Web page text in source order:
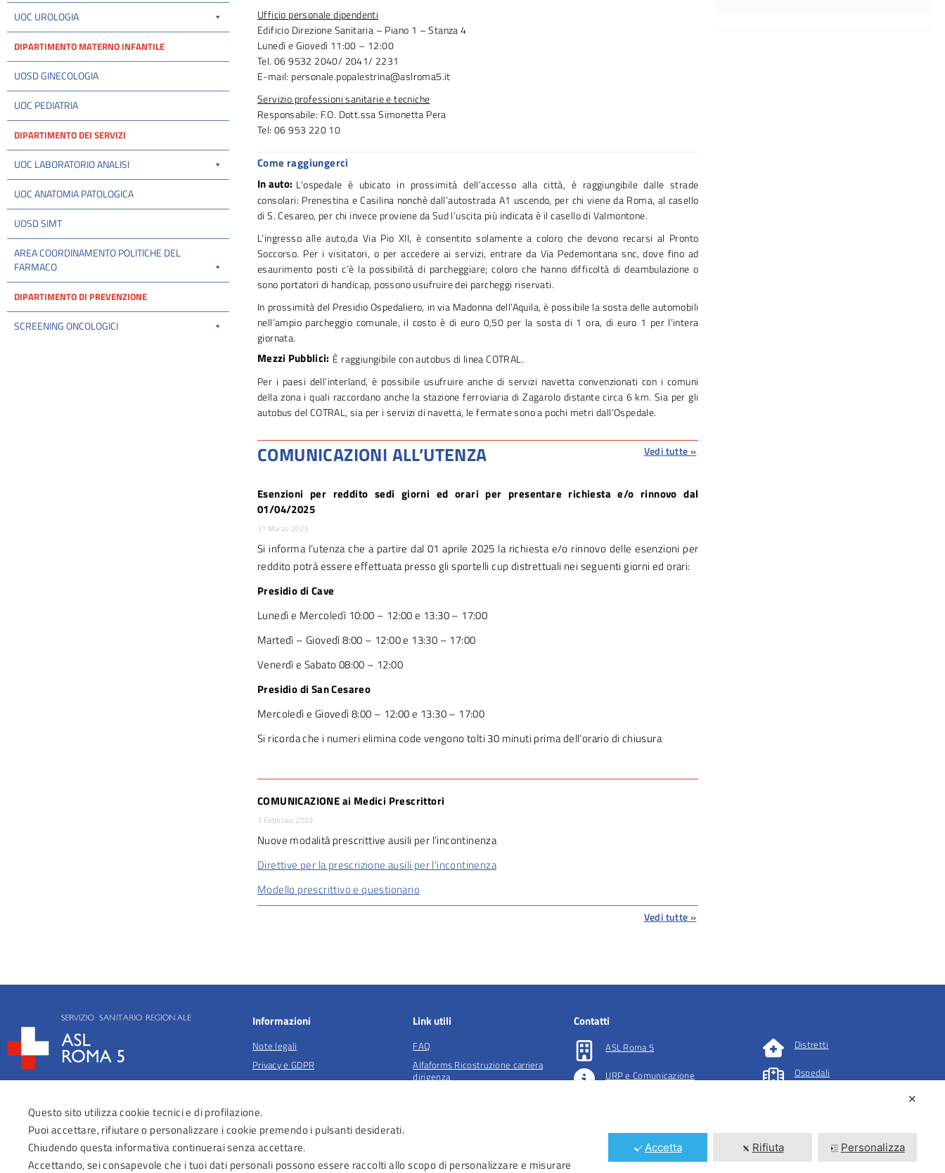
UOC UROLOGIA
DIPARTIMENTO MATERNO INFANTILE
UOSD GINECOLOGIA
UOC PEDIATRIA
DIPARTIMENTO DEI SERVIZI
UOC LABORATORIO ANALISI
UOC ANATOMIA PATOLOGICA
UOSD SIMT
AREA COORDINAMENTO POLITICHE DEL
FARMACO
DIPARTIMENTO DI PREVENZIONE
SCREENING ONCOLOGICI
Ufficio personale dipendenti
Edificio Direzione Sanitaria – Piano 1 – Stanza 4
Lunedì e Giovedì 11:00 – 12:00
Tel. 06 9532 2040/ 2041/ 2231
E-mail: personale.popalestrina@aslroma5.it
Servizio professioni sanitarie e tecniche
Responsabile: F.O. Dott.ssa Simonetta Pera
Tel: 06 953 220 10
Come raggiungerci
In auto: L’ospedale è ubicato in prossimità dell’accesso alla città, è raggiungibile dalle strade
consolari: Prenestina e Casilina nonchè dall’autostrada A1 uscendo, per chi viene da Roma, al casello
di S. Cesareo, per chi invece proviene da Sud l’uscita più indicata è il casello di Valmontone.
L’ingresso alle auto,da Via Pio XII, è consentito solamente a coloro che devono recarsi al Pronto
Soccorso. Per i visitatori, o per accedere ai servizi, entrare da Via Pedemontana snc, dove fino ad
esaurimento posti c’è la possibilità di parcheggiare; coloro che hanno difficoltà di deambulazione o
sono portatori di handicap, possono usufruire dei parcheggi riservati.
In prossimità del Presidio Ospedaliero, in via Madonna dell’Aquila, è possibile la sosta delle automobili
nell’ampio parcheggio comunale, il costo è di euro 0,50 per la sosta di 1 ora, di euro 1 per l’intera
giornata.
Mezzi Pubblici: È raggiungibile con autobus di linea COTRAL.
Per i paesi dell’interland, è possibile usufruire anche di servizi navetta convenzionati con i comuni
della zona i quali raccordano anche la stazione ferroviaria di Zagarolo distante circa 6 km. Sia per gli
autobus del COTRAL, sia per i servizi di navetta, le fermate sono a pochi metri dall’Ospedale.
Vedi tutte »
COMUNICAZIONI ALL’UTENZA
Esenzioni per reddito sedi giorni ed orari per presentare richiesta e/o rinnovo dal
01/04/2025
31 Marzo 2025
Si informa l’utenza che a partire dal 01 aprile 2025 la richiesta e/o rinnovo delle esenzioni per
reddito potrà essere effettuata presso gli sportelli cup distrettuali nei seguenti giorni ed orari:
Presidio di Cave
Lunedì e Mercoledì 10:00 – 12:00 e 13:30 – 17:00
Martedì – Giovedì 8:00 – 12:00 e 13:30 – 17:00
Venerdì e Sabato 08:00 – 12:00
Presidio di San Cesareo
Mercoledì e Giovedì 8:00 – 12:00 e 13:30 – 17:00
Si ricorda che i numeri elimina code vengono tolti 30 minuti prima dell’orario di chiusura
COMUNICAZIONE ai Medici Prescrittori
7 Febbraio 2023
Nuove modalità prescrittive ausili per l’incontinenza
Direttive per la prescrizione ausili per l’incontinenza
Modello prescrittivo e questionario
Vedi tutte »
Informazioni
Note legali
Privacy e GDPR
Privacy per finalità e tutela della
Anticorruzione
Obiettivi di accessibilità
Dichiarazione di accessibilità
Link utili
FAQ
Alfaforms Ricostruzione carriera
dirigenza
Contatti
ASL Roma 5
URP e Comunicazione
Distretti
Ospedali
✕
Questo sito utilizza cookie tecnici e di profilazione.
Puoi accettare, rifiutare o personalizzare i cookie premendo i pulsanti desiderati.
Chiudendo questa informativa continuerai senza accettare.
Accettando, sei consapevole che i tuoi dati personali possono essere raccolti allo scopo di personalizzare e misurare
Accetta Rifiuta Personalizza